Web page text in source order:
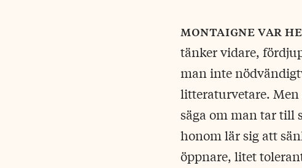
montaigne var
tänker vidare,
man inte
litteraturvetare.
säga om man tar till
honom lär sig att
öppnare, litet